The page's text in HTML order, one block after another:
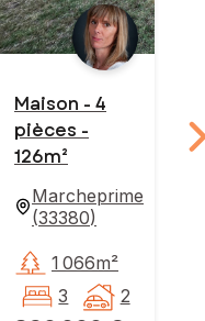
Maison - 4
pièces -
126m²
Marcheprime
(33380)
1 066m²
3
2